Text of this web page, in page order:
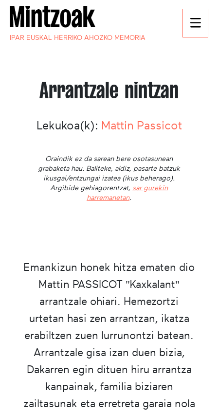
IPAR EUSKAL HERRIKO AHOZKO MEMORIA
Arrantzale nintzan
Lekukoa(k): Mattin Passicot
Oraindik ez da sarean bere osotasunean
grabaketa hau. Baliteke, aldiz, pasarte batzuk
ikusgai/entzungai izatea (ikus beherago).
Argibide gehiagorentzat, sar gurekin
harremanetan.
Emankizun honek hitza ematen dio
Mattin PASSICOT "Kaxkalant"
arrantzale ohiari. Hemezortzi
urtetan hasi zen arrantzan, ikatza
erabiltzen zuen lurrunontzi batean.
Arrantzale gisa izan duen bizia,
Dakarren egin dituen hiru arrantza
kanpainak, familia biziaren
zailtasunak eta erretreta garaia nola